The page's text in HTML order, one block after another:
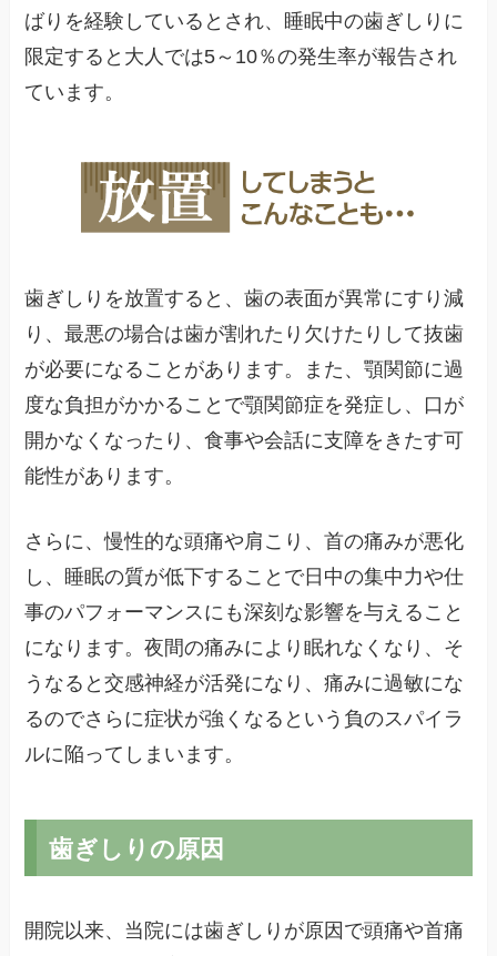
ばりを経験しているとされ、睡眠中の歯ぎしりに
限定すると大人では5～10％の発生率が報告され
ています。
歯ぎしりを放置すると、歯の表面が異常にすり減
り、最悪の場合は歯が割れたり欠けたりして抜歯
が必要になることがあります。また、顎関節に過
度な負担がかかることで顎関節症を発症し、口が
開かなくなったり、食事や会話に支障をきたす可
能性があります。
さらに、慢性的な頭痛や肩こり、首の痛みが悪化
し、睡眠の質が低下することで日中の集中力や仕
事のパフォーマンスにも深刻な影響を与えること
になります。夜間の痛みにより眠れなくなり、そ
うなると交感神経が活発になり、痛みに過敏にな
るのでさらに症状が強くなるという負のスパイラ
ルに陥ってしまいます。
歯ぎしりの原因
開院以来、当院には歯ぎしりが原因で頭痛や首痛